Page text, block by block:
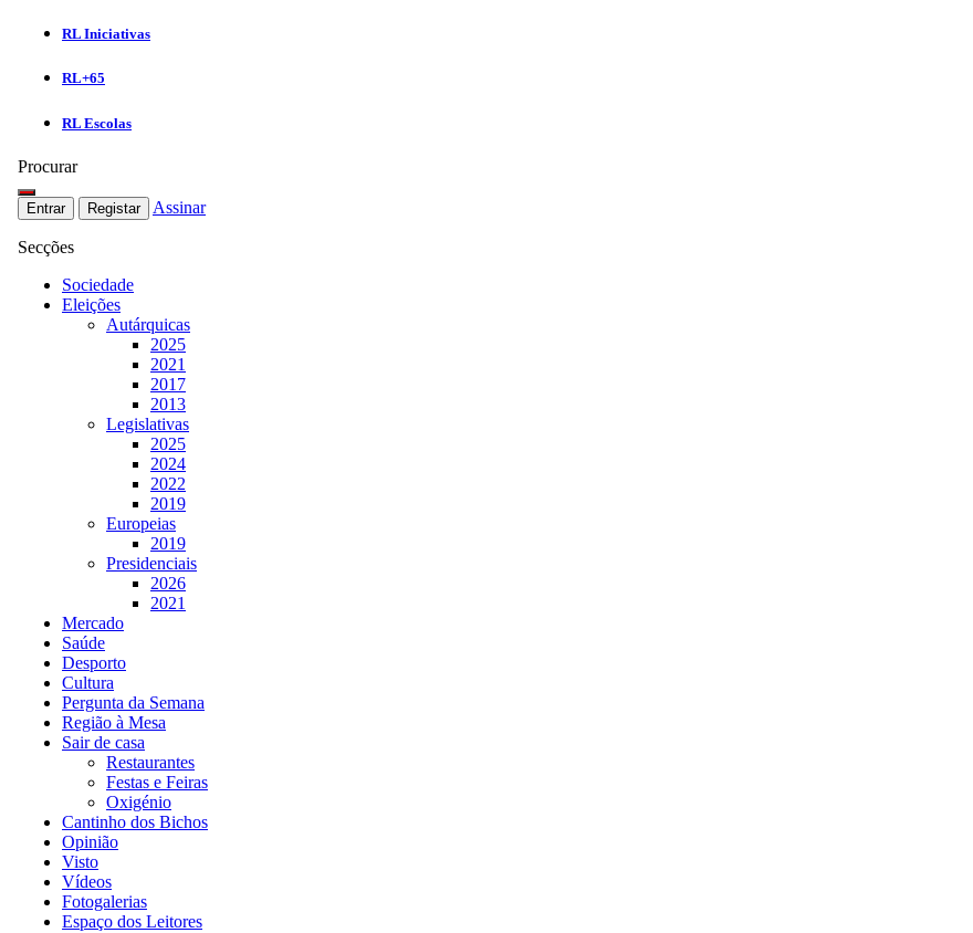
RL Iniciativas
RL+65
RL Escolas
Procurar
Entrar Registar Assinar
Secções
Sociedade
Eleições
Autárquicas
2025
2021
2017
2013
Legislativas
2025
2024
2022
2019
Europeias
2019
Presidenciais
2026
2021
Mercado
Saúde
Desporto
Cultura
Pergunta da Semana
Região à Mesa
Sair de casa
Restaurantes
Festas e Feiras
Oxigénio
Cantinho dos Bichos
Opinião
Visto
Vídeos
Fotogalerias
Espaço dos Leitores